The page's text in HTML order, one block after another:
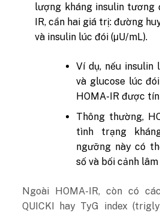
lượng kháng insulin tương
IR, cần hai giá trị: đường
và insulin lúc đói (μU/mL).
Ví dụ, nếu insulin
và glucose lúc
HOMA-IR được
Thông thường,
tình trạng
ngưỡng này có
số và bối cảnh lâm
Ngoài HOMA-IR, còn có
QUICKI hay TyG index